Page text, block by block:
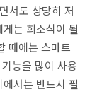
서도 상당히 저
는 희소식이 될
때에는 스마트
능을 많이 사용
서는 반드시 필